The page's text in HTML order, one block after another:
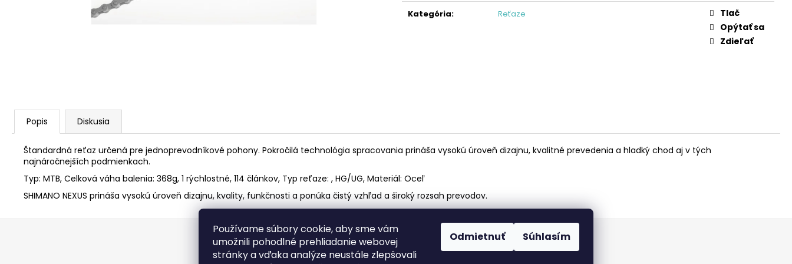
Používame súbory cookie, aby sme vám
umožnili pohodlné prehliadanie webovej
stránky a vďaka analýze neustále zlepšovali
Odmietnuť Súhlasím
Kategória: Reťaze
Tlač
Opýtať sa
Zdieľať
Popis Diskusia
Štandardná reťaz určená pre jednoprevodníkové pohony. Pokročilá technológia spracovania prináša vysokú úroveň dizajnu, kvalitné prevedenia a hladký chod aj v tých
najnáročnejších podmienkach.
Typ: MTB, Celková váha balenia: 368g, 1 rýchlostné, 114 článkov, Typ reťaze: , HG/UG, Materiál: Oceľ
SHIMANO NEXUS prináša vysokú úroveň dizajnu, kvality, funkčnosti a ponúka čistý vzhľad a široký rozsah prevodov.
STRED TY501
€28,95
REŤAZ HG40
Z
Facebook